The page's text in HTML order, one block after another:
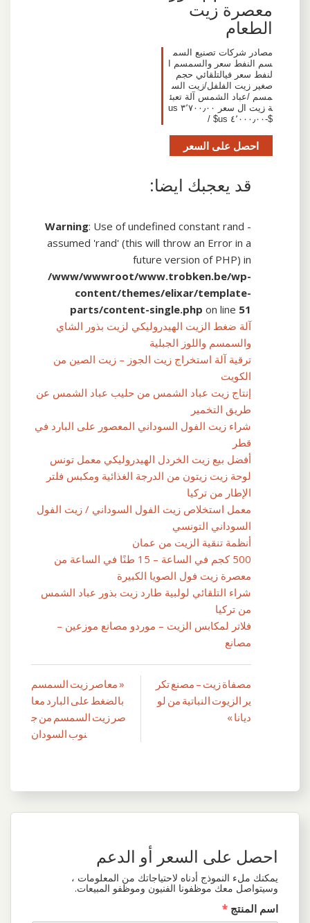
معصرة زيت
الطعام
مصادر شركات تصنيع السم
سم النفط سعر والسمسم ا
لنفط سعر فيالتلقائي حجم
صغير زيت الفلفل/زيت الس
مسم /عباد الشمس آلة تعبئ
ة زيت ال سعر ٣٬٧٠٠٫٠٠ us
$-٤٬٠٠٠٫٠٠ us$ /
احصل على السعر
قد يعجبك ايضا:
Warning: Use of undefined constant rand -
assumed 'rand' (this will throw an Error in a
future version of PHP) in
/www/wwwroot/www.trobken.be/wp-
content/themes/elixar/template-
parts/content-single.php on line 51
آلة ضغط الزيت الهيدروليكي لزيت بذور الشاي
والسمسم واللوز الجبلية
ترقية آلة استخراج زيت الجوز – زيت الصين من
الكويت
إنتاج زيت عباد الشمس من حليب عباد الشمس عن
طريق التخمير
شراء زيت الفول السوداني المعصور على البارد في
قطر
أفضل بيع زيت الخردل الهيدروليكي معمل تونس
لوحة زيت زيتون من الدرجة الغذائية ومكبس فلتر
الإطار من تركيا
معمل استخلاص زيت الفول السوداني / زيت الفول
السوداني التونسي
أنظمة تنقية الزيت من عمان
500 كجم في الساعة – 15 طنًا في الساعة من
معصرة زيت فول الصويا الكبيرة
شراء التلقائي لولبية طارد زيت بذور عباد الشمس
من تركيا
فلاتر لمكابس الزيت – موردو مصانع موزعين –
مصانع
تصفّح
المقالات
« معاصر زيت السمسم
بالضغط على البارد معا
صر زيت السمسم من ج
نوب السودان
مصفاة زيت – مصنع تكر
ير الزيوت النباتية من لو
ديانا »
احصل على السعر أو الدعم
يمكنك ملء النموذج أدناه لاحتياجاتك من المعلومات ،
وسيتواصل معك موظفونا الفنيون وموظفو المبيعات.
اسم المنتج *